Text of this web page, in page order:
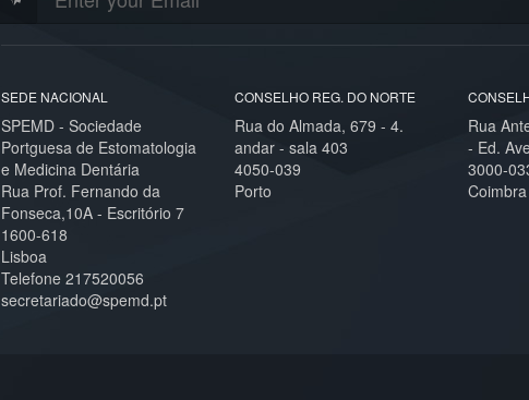
SEDE NACIONAL
SPEMD - Sociedade
Portguesa de Estomatologia
e Medicina Dentária
Rua Prof. Fernando da
Fonseca,10A - Escritório 7
1600-618
Lisboa
Telefone 217520056
secretariado@spemd.pt
CONSELHO REG. DO NORTE
Rua do Almada, 679 - 4.
andar - sala 403
4050-039
Porto
Rua
- Ed.
3000-
Coimbra